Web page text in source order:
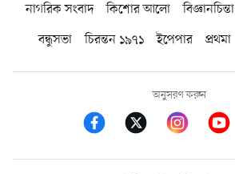
নাগরিক সংবাদ কিশোর আলো বিজ্ঞানচিন্তা
বন্ধুসভা
চিরন্তন ১৯৭১ ইপেপার প্রথমা
অনুসরণ করুন